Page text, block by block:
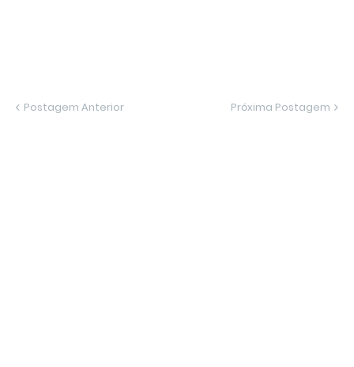
Postagem Anterior Próxima Postagem